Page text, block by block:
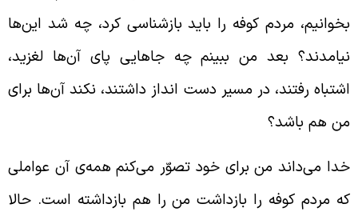
مردم کوفه را باید بازشناسی کرد، چه شد این‌ها
بعد من ببینم چه جاهایی پای آن‌ها لغزید،
رفتند، در مسیر دست انداز داشتند، نکند آن‌ها برای
هم باشد؟
می‌‌داند من برای خود تصوّر می‌کنم همه‌ی آن عواملی
مردم کوفه را بازداشت من را هم بازداشته است. حالا